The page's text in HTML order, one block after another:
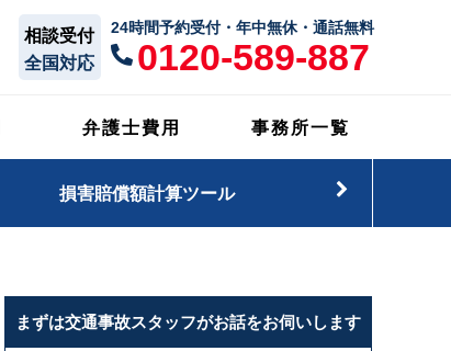
相談受付
全国対応
24時間予約受付・年中無休・通話無料
0120-589-887
弁護士費用 事務所一覧
損害賠償額計算ツール
まずは交通事故スタッフがお話をお伺いします